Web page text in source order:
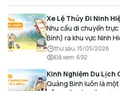
Xe Lệ Thủy Đi Ninh
Đón Trả Tận Nơi
Nhu cầu di chuyển
Bình) ra khu vực Ninh
càng gia tăng, đặc biệt
nhu cầu giao thương,
thứ sáu, 15/05/2026
Đã xem: 692
Kinh Nghiệm Du Lịch
Đến Z Chi Tiết Nhất
Quảng Bình luôn là